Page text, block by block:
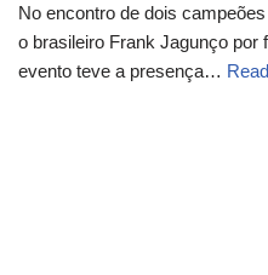
No encontro de dois
o brasileiro Frank Jagunço por
evento teve a presença…